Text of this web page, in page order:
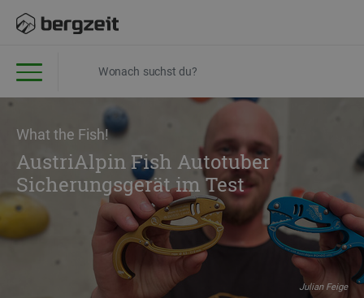
What the Fish!
AustriAlpin Fish Autotuber
Sicherungsgerät im Test
Julian Feige